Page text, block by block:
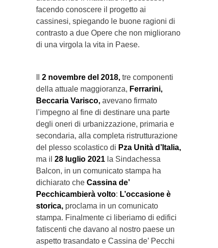
facendo conoscere il progetto ai
cassinesi, spiegando le buone ragioni di
contrasto a due Opere che non migliorano
di una virgola la vita in Paese.
2 novembre del 2018, tre componenti
della attuale maggioranza, Ferrarini,
Beccaria Varisco, avevano firmato
l’impegno al fine di destinare una parte
degli oneri di urbanizzazione, primaria e
secondaria, alla completa ristrutturazione
del plesso scolastico di Pza Unità d’Italia,
ma il 28 luglio 2021 la Sindachessa
Balcon, in un comunicato stampa ha
dichiarato che Cassina de’
Pecchicambierà volto: L’occasione è
storica, proclama in un comunicato
stampa. Finalmente ci liberiamo di edifici
fatiscenti che davano al nostro paese un
aspetto trasandato e Cassina de’ Pecchi